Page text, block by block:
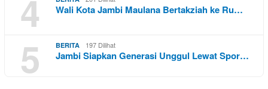
4 Wali Kota Jambi Maulana Bertakziah ke Ru…
5 BERITA 197 Dilihat
Jambi Siapkan Generasi Unggul Lewat Spor…